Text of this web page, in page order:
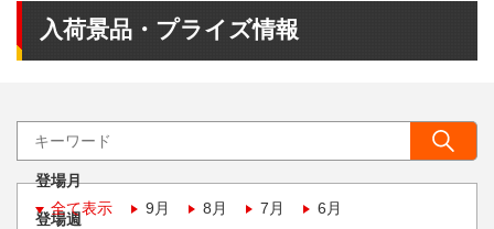
入荷景品・プライズ情報
登場月
全て表示
9月 8月 7月 6月
登場週